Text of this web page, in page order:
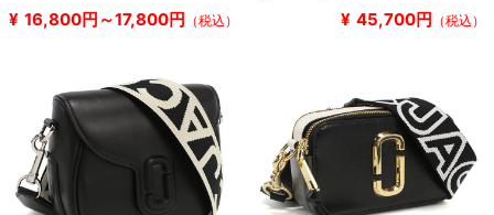
¥ 16,800円～17,800円 （税込） ¥ 45,700円 （税込）